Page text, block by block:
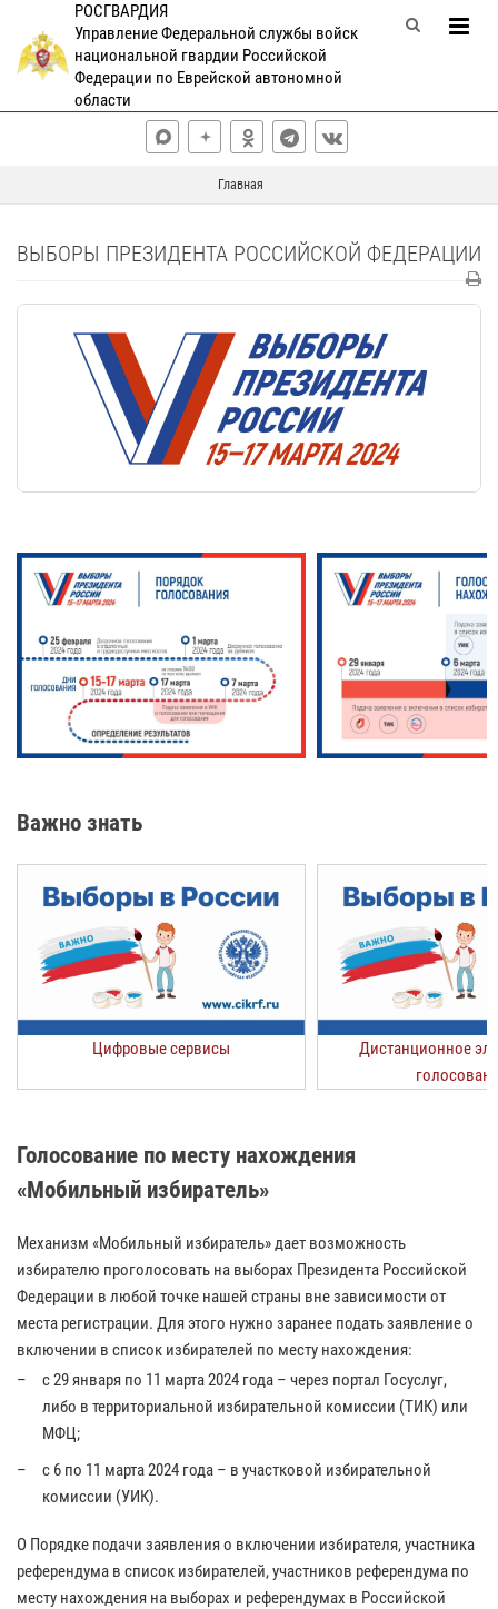
РОСГВАРДИЯ
Управление Федеральной службы войск
национальной гвардии Российской
Федерации по Еврейской автономной
области
Главная
ВЫБОРЫ ПРЕЗИДЕНТА РОССИЙСКОЙ ФЕДЕРАЦИИ
Важно знать
Цифровые сервисы
Дистанционное
Голосование по месту нахождения
«Мобильный избиратель»
Механизм «Мобильный избиратель» дает возможность
избирателю проголосовать на выборах Президента Российской
Федерации в любой точке нашей страны вне зависимости от
места регистрации. Для этого нужно заранее подать заявление о
включении в список избирателей по месту нахождения:
c 29 января по 11 марта 2024 года – через портал Госуслуг,
либо в территориальной избирательной комиссии (ТИК) или
МФЦ;
c 6 по 11 марта 2024 года – в участковой избирательной
комиссии (УИК).
О Порядке подачи заявления о включении избирателя, участника
референдума в список избирателей, участников референдума по
месту нахождения на выборах и референдумах в Российской